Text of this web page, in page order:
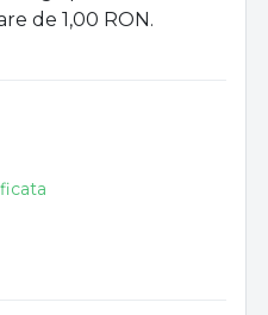
de 1,00 RON.